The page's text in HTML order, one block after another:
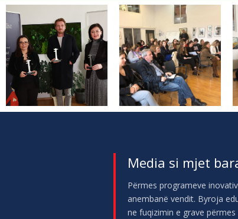
Media si mjet
Përmes programeve
anembanë vendit. Byroja
ne fuqizimin e grave